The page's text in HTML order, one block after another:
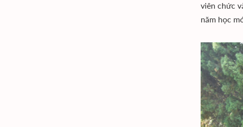
viên chức
năm học